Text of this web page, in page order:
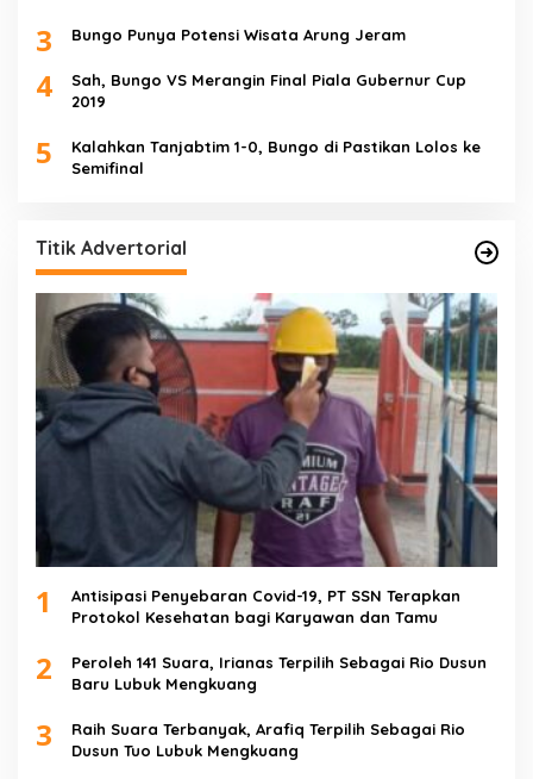
3 Bungo Punya Potensi Wisata Arung Jeram
4
Sah, Bungo VS Merangin Final Piala Gubernur Cup
2019
5
Kalahkan Tanjabtim 1-0, Bungo di Pastikan Lolos ke
Semifinal
Titik Advertorial
1
Antisipasi Penyebaran Covid-19, PT SSN Terapkan
Protokol Kesehatan bagi Karyawan dan Tamu
2
Peroleh 141 Suara, Irianas Terpilih Sebagai Rio Dusun
Baru Lubuk Mengkuang
3
Raih Suara Terbanyak, Arafiq Terpilih Sebagai Rio
Dusun Tuo Lubuk Mengkuang